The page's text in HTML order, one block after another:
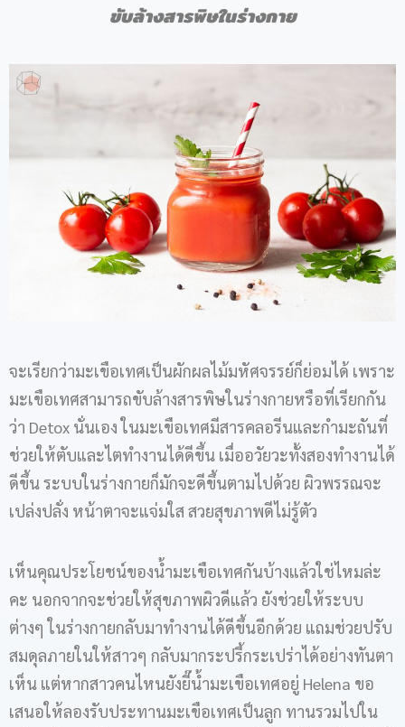
ขับล้างสารพิษในร่างกาย
จะเรียกว่ามะเขือเทศเป็นผักผลไม้มหัศจรรย์ก็ย่อมได้ เพราะ
มะเขือเทศสามารถขับล้างสารพิษในร่างกายหรือที่เรียกกัน
ว่า Detox นั่นเอง ในมะเขือเทศมีสารคลอรีนและกำมะถันที่
ช่วยให้ตับและไตทำงานได้ดีขึ้น เมื่ออวัยวะทั้งสองทำงานได้
ดีขึ้น ระบบในร่างกายก็มักจะดีขึ้นตามไปด้วย ผิวพรรณจะ
เปล่งปลั่ง หน้าตาจะแจ่มใส สวยสุขภาพดีไม่รู้ตัว
เห็นคุณประโยชน์ของน้ำมะเขือเทศกันบ้างแล้วใช่ไหมล่ะ
คะ นอกจากจะช่วยให้สุขภาพผิวดีแล้ว ยังช่วยให้ระบบ
ต่างๆ ในร่างกายกลับมาทำงานได้ดีขึ้นอีกด้วย แถมช่วยปรับ
สมดุลภายในให้สาวๆ กลับมากระปรี้กระเปร่าได้อย่างทันตา
เห็น แต่หากสาวคนไหนยังยี๊น้ำมะเขือเทศอยู่ Helena ขอ
เสนอให้ลองรับประทานมะเขือเทศเป็นลูก ทานรวมไปใน